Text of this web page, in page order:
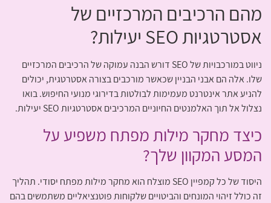
מהם הרכיבים המרכזיים של
אסטרטגיות SEO יעילות?
ניווט במורכבויות של SEO דורש הבנה עמוקה של הרכיבים המרכזיים
שלו. אלה הם אבני הבניין שכאשר מורכבים בצורה אסטרטגית, יכולים
להניע אתר אינטרנט מעמימות לבולטות בדירוגי מנועי החיפוש. בואו
נצלול אל תוך האלמנטים החיוניים המרכיבים אסטרטגיות SEO יעילות.
כיצד מחקר מילות מפתח משפיע על
המסע המקוון שלך?
היסוד של כל קמפיין SEO מוצלח הוא מחקר מילות מפתח יסודי. תהליך
זה כולל זיהוי המונחים והביטויים שלקוחות פוטנציאליים משתמשים בהם